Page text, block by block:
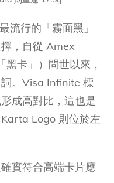
流行的「霧面黑」
，自從 Amex
卡」）問世以來，
。Visa Infinite 標
成高對比，這也是
Logo 則位於左
實符合高端卡片應